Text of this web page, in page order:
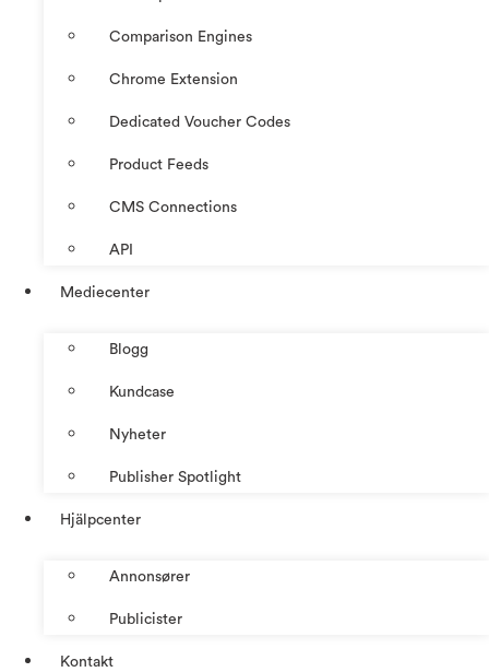
Comparison Engines
Chrome Extension
Dedicated Voucher Codes
Product Feeds
CMS Connections
API
Mediecenter
Blogg
Kundcase
Nyheter
Publisher Spotlight
Hjälpcenter
Annonsører
Publicister
Kontakt